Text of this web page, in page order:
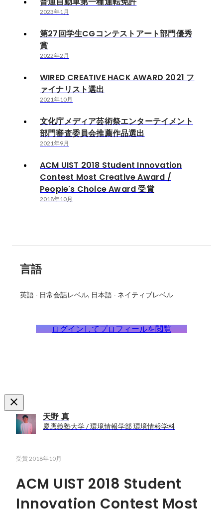
2023年1月
第27回学生CGコンテストアート部門優秀
賞
2022年2月
WIRED CREATIVE HACK AWARD 2021 フ
ァイナリスト選出
2021年10月
文化庁メディア芸術祭エンターテイメント
部門審査委員会推薦作品選出
2021年9月
ACM UIST 2018 Student Innovation
Contest Most Creative Award /
People's Choice Award 受賞
2018年10月
言語
英語 - 日常会話レベル 日本語 - ネイティブレベル
ログインしてプロフィールを閲覧
天野 真
慶應義塾大学 / 環境情報学部 環境情報学科
受賞2018年10月
ACM UIST 2018 Student
Innovation Contest Most